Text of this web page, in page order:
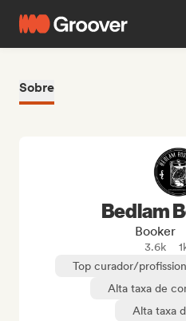
Sobre
Bedlam
Booker
3.6k
Top curador/
Alta taxa de
Alta taxa